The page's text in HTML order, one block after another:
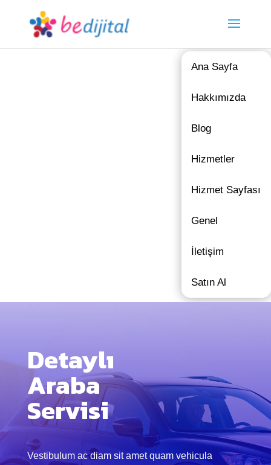
Ana Sayfa
Hakkımızda
Blog
Hizmetler
Hizmet Sayfası
Genel
İletişim
Satın Al
Detaylı
Araba
Servisi
Vestibulum ac diam sit amet quam vehicula